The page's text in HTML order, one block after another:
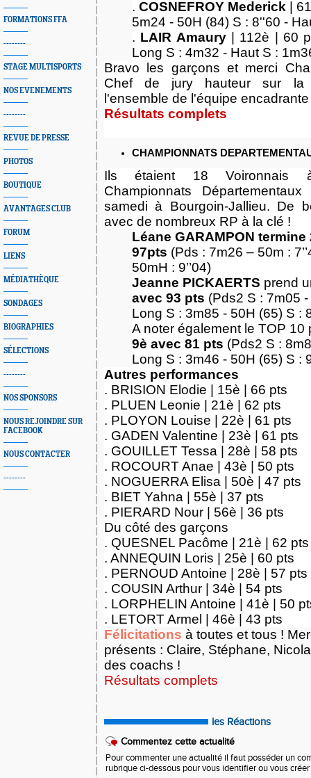
FORMATIONS FFA
--------
STAGE MULTISPORTS
NOS EVENEMENTS
--------
REVUE DE PRESSE
PHOTOS
BOUTIQUE
AVANTAGES CLUB
FORUM
LIENS
MÉDIATHÈQUE
SONDAGES
BIOGRAPHIES
SÉLECTIONS
--------
NOS SPONSORS
NOUS REJOINDRE SUR
FACEBOOK
NOUS CONTACTER
--------
. COSNEFROY Mederick |
5m24 - 50H (84) S : 8''60 -
. LAIR Amaury| 112è | 60
Long S : 4m32 - Haut S :
Bravo les garçons et merci
Chef de jury hauteur sur la
l'ensemble de l'équipe encadrante
Résultats complets
CHAMPIONNATS
Ils étaient 18 Voironnais
Championnats
samedi à Bourgoin-Jallieu. De
avec de nombreux RP à la clé !
Léane GARAMPON termine
97pts (Pds : 7m26 – 50m :
50mH : 9’’04)
Jeanne PICKAERTS prend
avec 93 pts (Pds2 S : 7m05
Long S : 3m85 - 50H (65) S :
A noter également le TOP 10
9è avec 81 pts (Pds2 S :
Long S : 3m46 - 50H (65) S :
Autres performances
. BRISION Elodie | 15è | 66 pts
. PLUEN Leonie | 21è | 62 pts
. PLOYON Louise | 22è | 61 pts
. GADEN Valentine | 23è | 61 pts
. GOUILLET Tessa | 28è | 58 pts
. ROCOURT Anae | 43è | 50 pts
. NOGUERRA Elisa | 50è | 47 pts
. BIET Yahna | 55è | 37 pts
. PIERARD Nour | 56è | 36 pts
Du côté des garçons
. QUESNEL Pacôme | 21è | 62 pts
. ANNEQUIN Loris | 25è | 60 pts
. PERNOUD Antoine | 28è | 57 pts
. COUSIN Arthur | 34è | 54 pts
. LORPHELIN Antoine | 41è | 50
. LETORT Armel | 46è | 43 pts
Félicitations à toutes et tous !
présents : Claire, Stéphane,
des coachs !
Résultats complets
les Réactions
Commentez cette actualité
Pour commenter une actualité il faut posséder un
rubrique ci-dessous pour vous identifier ou vous